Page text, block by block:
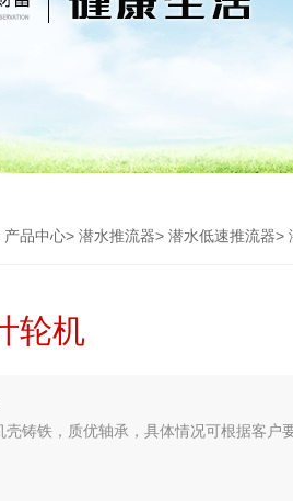
产品中心> 潜水推流器> 潜水低速推流器>
轮机
铸铁，质优轴承，具体情况可根据客户